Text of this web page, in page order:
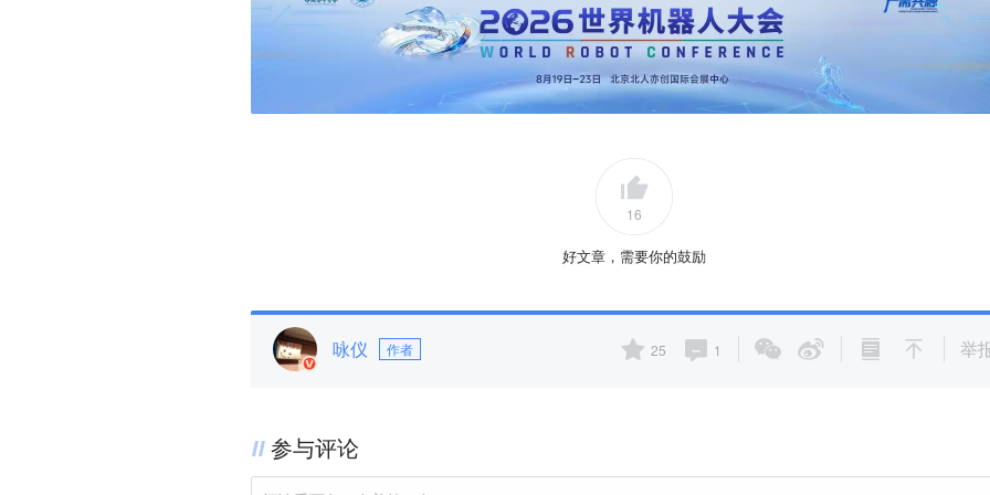
16
好文章，需要你的鼓励
咏仪 作者 25 1 举
参与评论